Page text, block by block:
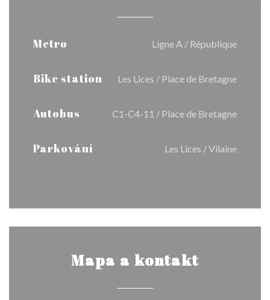
Metro Ligne A / République
Bike station Les Lices / Place de Bretagne
Autobus C1-C4-11 / Place de Bretagne
Parkování Les Lices / Vilaine
Mapa a kontakt